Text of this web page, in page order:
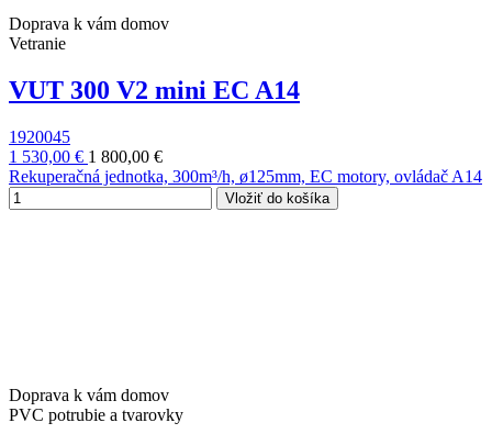
Doprava k vám domov
Vetranie
VUT 300 V2 mini EC A14
1920045
1 530,00 € 1 800,00 €
Rekuperačná jednotka, 300m³/h, ø125mm, EC motory, ovládač A14
Vložiť do košíka
Doprava k vám domov
PVC potrubie a tvarovky